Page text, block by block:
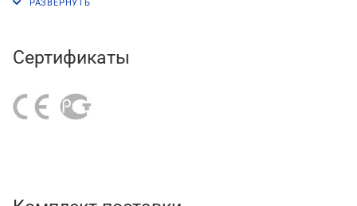
Двухцветная индикация показывает процесс
зарядки, перегрев аккумулятора или его
Сертификаты